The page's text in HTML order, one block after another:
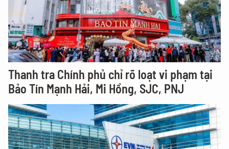
Thanh tra Chính phủ chỉ rõ loạt vi phạm tại
Bảo Tín Mạnh Hải, Mi Hồng, SJC, PNJ